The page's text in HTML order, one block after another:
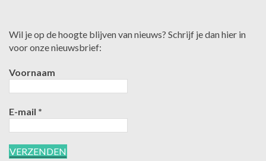
Wil je op de hoogte blijven van nieuws? Schrijf je dan hier in
voor onze nieuwsbrief:
Voornaam
E-mail *